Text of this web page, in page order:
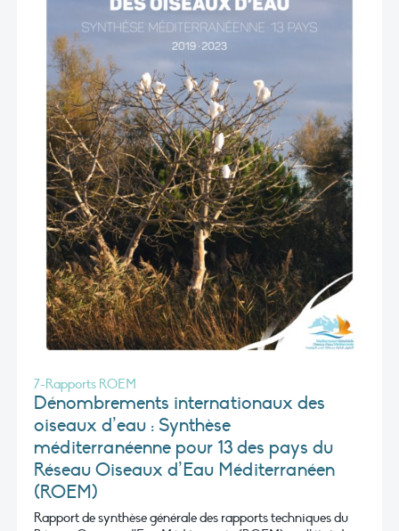
7-Rapports ROEM
Dénombrements internationaux des
oiseaux d’eau : Synthèse
méditerranéenne pour 13 des pays du
Réseau Oiseaux d’Eau Méditerranéen
(ROEM)
Rapport de synthèse générale des rapports techniques du